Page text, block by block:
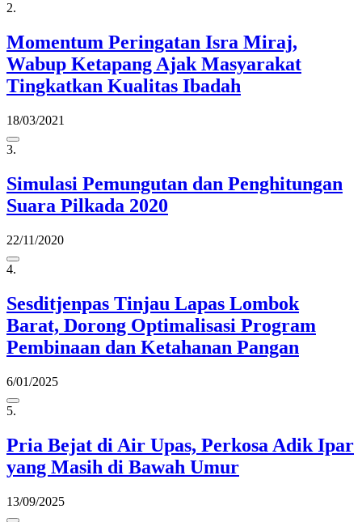
2.
Momentum Peringatan Isra Miraj,
Wabup Ketapang Ajak Masyarakat
Tingkatkan Kualitas Ibadah
18/03/2021
3.
Simulasi Pemungutan dan Penghitungan
Suara Pilkada 2020
22/11/2020
4.
Sesditjenpas Tinjau Lapas Lombok
Barat, Dorong Optimalisasi Program
Pembinaan dan Ketahanan Pangan
6/01/2025
5.
Pria Bejat di Air Upas, Perkosa Adik Ipar
yang Masih di Bawah Umur
13/09/2025